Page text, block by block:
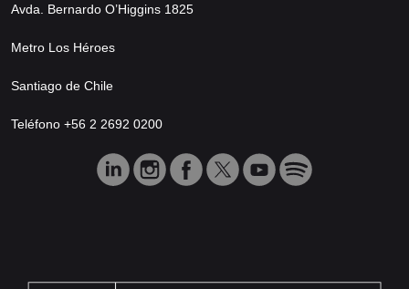
Avda. Bernardo O’Higgins 1825
Metro Los Héroes
Santiago de Chile
Teléfono +56 2 2692 0200